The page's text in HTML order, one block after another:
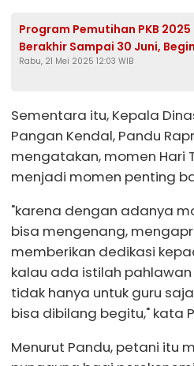
Program Pemutihan PKB 2025
Berakhir Sampai 30 Juni,
Satlantas Polres Kendal
Rabu, 21 Mei 2025 12:03 WIB
Sementara itu, Kepala
Pangan Kendal, Pandu
mengatakan, momen Hari
menjadi momen penting
"karena dengan adanya
bisa mengenang,
memberikan dedikasi
kalau ada istilah
tidak hanya untuk guru
bisa dibilang begitu," kata
Menurut Pandu, petani itu